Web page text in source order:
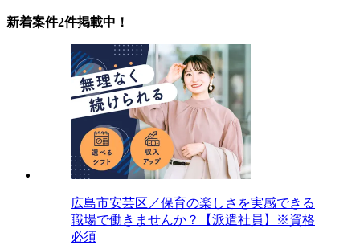
新着案件2件掲載中！
広島市安芸区／保育の楽しさを実感できる
職場で働きませんか？【派遣社員】※資格
必須